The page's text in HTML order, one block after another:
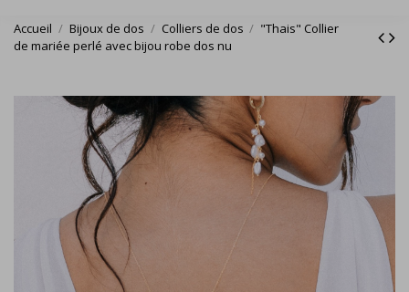
Accueil Bijoux de dos Colliers de dos
"Thais" Collier
de mariée perlé avec bijou robe dos nu